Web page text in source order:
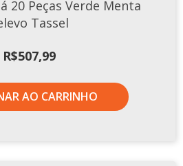
20 Peças Verde Menta
Tassel
R$507,99
AO CARRINHO